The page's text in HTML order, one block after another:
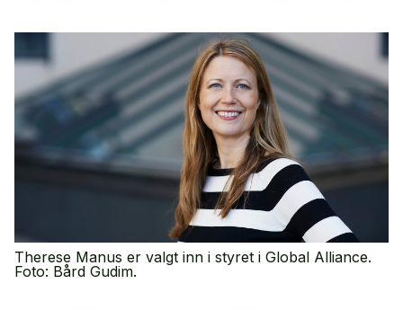
Therese Manus er valgt inn i styret i Global Alliance.
Foto: Bård Gudim.